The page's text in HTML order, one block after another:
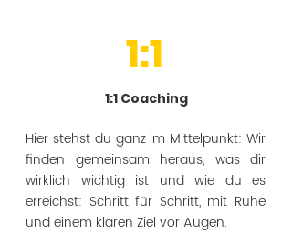
1:1
1:1 Coaching
Hier stehst du ganz im Mittelpunkt: Wir
finden gemeinsam heraus, was dir
wirklich wichtig ist und wie du es
erreichst: Schritt für Schritt, mit Ruhe
und einem klaren Ziel vor Augen.